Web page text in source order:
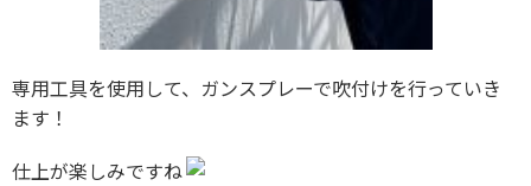
専用工具を使用して、ガンスプレーで吹付けを行っていき
ます！
仕上が楽しみですね